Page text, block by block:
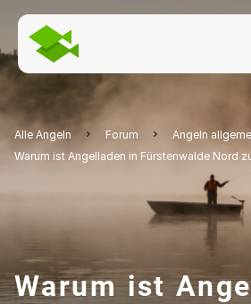
Alle Angeln Forum
Angeln
Warum ist Angelladen in Fürstenwalde Nord
Warum ist